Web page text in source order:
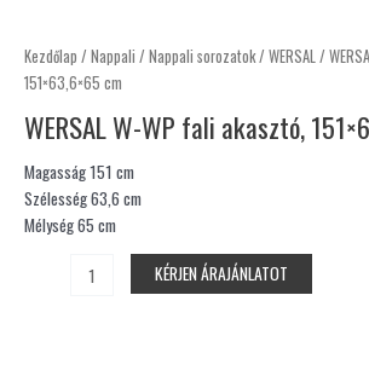
Kezdőlap / Nappali / Nappali sorozatok/ WERSAL /
151×63,6×65 cm
WERSAL W-WP fali akasztó,
Magasság 151 cm
Szélesség 63,6 cm
Mélység 65 cm
WP
fali
151×63,6×65
mennyiség
KÉRJEN ÁRAJÁNLATOT